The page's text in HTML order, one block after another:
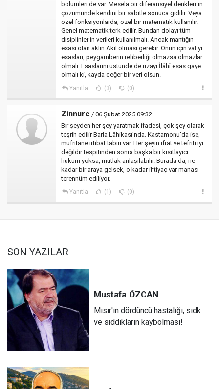
bölümleri de var. Mesela bir diferansiyel denklemin
çözümünde kendini bir sabitle sonuca gidilir. Veya
özel fonksiyonlarda, özel bir matematik kullanılır.
Genel matematik terk edilir. Bundan dolayı tüm
disiplinler in verileri kullanılmalı. Ancak mantığın
esâsı olan aklın Akıl olması gerekir. Onun için vahyi
esasları, peygamberin rehberliği olmazsa olmazlar
olmalı. Esaslarını üstünde de rızayı İlâhî esas gaye
olmalı ki, kayda değer bir veri olsun.
Yanıtla (3) (0)
Zinnure / 06 Şubat 2025 09:32
Bir şeyden her şey yaratmak ifadesi, çok şey olarak
teşrih edilir Barla Lâhikası'nda. Kastamonu'da ise,
müfritane irtibat tabiri var. Her şeyin ifrat ve tefriti iyi
değildir tespitinden sonra başka bir kısıtlayıcı
hüküm yoksa, mutlak anlaşılabilir. Burada da, ne
kadar bir araya gelsek, o kadar ihtiyaç var manası
terennüm ediliyor.
Yanıtla (1) (0)
SON YAZILAR
Mustafa ÖZCAN
Mısır'ın dördüncü hastalığı, sıdk
ve sıddıkların kaybolması!